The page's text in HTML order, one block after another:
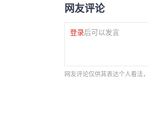
网友评论
登录后可以发言
网友评论仅供其表达个人看法